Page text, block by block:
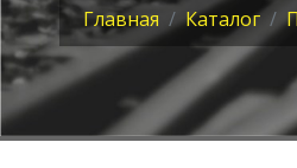
Главная Каталог